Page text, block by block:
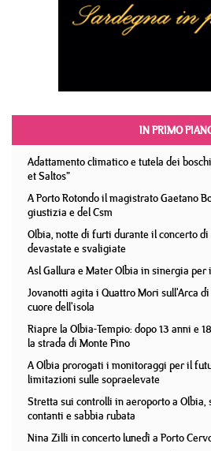
IN PRIMO
Adattamento climatico e tutela dei
et Saltos”
A Porto Rotondo il magistrato Gaetano
giustizia e del Csm
Olbia, notte di furti durante il concerto
devastate e svaligiate
Asl Gallura e Mater Olbia in sinergia
Jovanotti agita i Quattro Mori sull'Arca
cuore dell'isola
Riapre la Olbia-Tempio: dopo 13 anni e
la strada di Monte Pino
A Olbia prorogati i monitoraggi per il
limitazioni sulle sopraelevate
Stretta sui controlli in aeroporto a Olbia,
contanti e sabbia rubata
Nina Zilli in concerto lunedì a Porto